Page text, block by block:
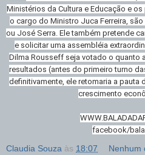
Ministérios da Cultura e Educação e
o cargo do Ministro Juca Ferreira,
ou José Serra. Ele também pretende
e solicitar uma assembléia
Dilma Rousseff seja votado o quanto
resultados (antes do primeiro turno
definitivamente, ele retomaria a pauta
crescimento
facebook/
Claudia Souza às 18:07 Nenhum